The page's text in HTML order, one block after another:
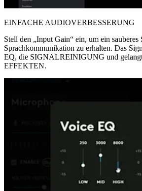
EINFACHE AUDIOVERBESSERUNG
Stell den „Input Gain“ ein, um ein
Sprachkommunikation zu erhalten. Das
EQ, die SIGNALREINIGUNG und gelangt
EFFEKTEN.